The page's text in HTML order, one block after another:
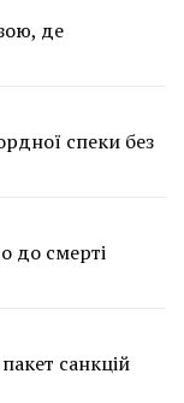
де
спеки без
до смерті
санкцій